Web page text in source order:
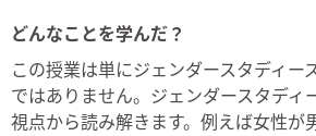
どんなことを学んだ？
この授業は単にジェンダースタディー
ではありません。ジェンダースタディ
視点から読み解きます。例えば女性が